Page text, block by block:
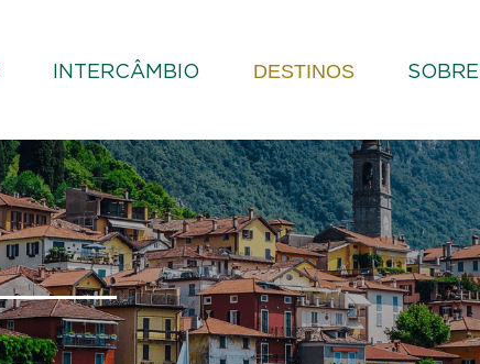
INTERCÂMBIO DESTINOS SOBRE